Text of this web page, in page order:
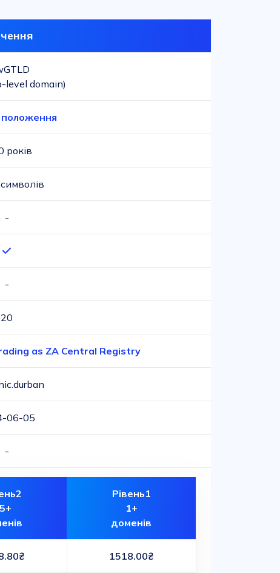
level domain)
років
-
-
20
as ZA Central Registry
06-05
-
Рівень1
1+
доменів
1518.00₴